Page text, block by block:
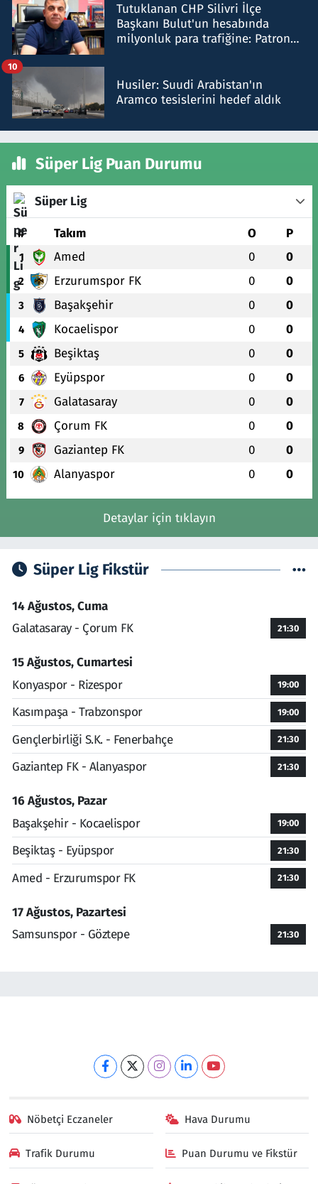
Tutuklanan CHP Silivri İlçe
Başkanı Bulut'un hesabında
milyonluk para trafiğine: Patron
Husiler: Suudi Arabistan'ın
Aramco tesislerini hedef aldık
10
Süper Lig Puan Durumu
Süper Lig
# Takım O P
1 Amed 0 0
2 Erzurumspor FK 0 0
3 Başakşehir 0 0
4 Kocaelispor 0 0
5 Beşiktaş 0 0
6 Eyüpspor 0 0
7 Galatasaray 0 0
8 Çorum FK 0 0
9 Gaziantep FK 0 0
10 Alanyaspor 0 0
Detaylar için tıklayın
Süper Lig Fikstür
14 Ağustos, Cuma
Galatasaray - Çorum FK
21:30
15 Ağustos, Cumartesi
Konyaspor - Rizespor
19:00
Kasımpaşa - Trabzonspor 19:00
Gençlerbirliği S.K. - Fenerbahçe 21:30
Gaziantep FK - Alanyaspor 21:30
16 Ağustos, Pazar
Başakşehir - Kocaelispor
19:00
Beşiktaş - Eyüpspor 21:30
Amed - Erzurumspor FK 21:30
17 Ağustos, Pazartesi
Samsunspor - Göztepe
21:30
Nöbetçi Eczaneler Hava Durumu
Trafik Durumu Puan Durumu ve Fikstür